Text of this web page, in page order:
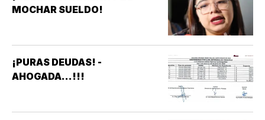
TRATAMIENTOS MÉDICOS Y
MOCHAR SUELDO!
¡PURAS DEUDAS! -
AHOGADA...!!!